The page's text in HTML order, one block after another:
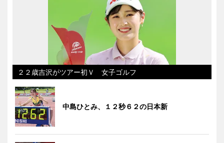
２２歳吉沢がツアー初Ｖ 女子ゴルフ
中島ひとみ、１２秒６２の日本新